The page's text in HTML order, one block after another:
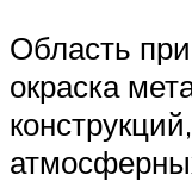
Область
окраска